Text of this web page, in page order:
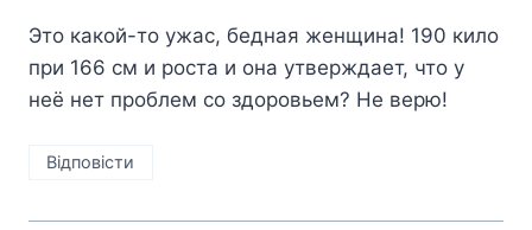
Это какой-то ужас, бедная женщина! 190 кило
при 166 см и роста и она утверждает, что у
неё нет проблем со здоровьем? Не верю!
Відповіcти